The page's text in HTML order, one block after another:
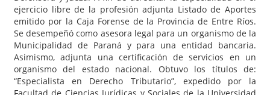
ejercicio libre de la profesión adjunta Listado de Aportes
emitido por la Caja Forense de la Provincia de Entre Ríos.
Se desempeñó como asesora legal para un organismo de la
Municipalidad de Paraná y para una entidad bancaria.
Asimismo, adjunta una certificación de servicios en un
organismo del estado nacional. Obtuvo los títulos de:
“Especialista en Derecho Tributario”, expedido por la